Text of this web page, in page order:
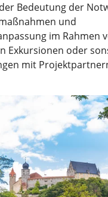
Bedeutung der
und
im Rahmen
Exkursionen oder
mit